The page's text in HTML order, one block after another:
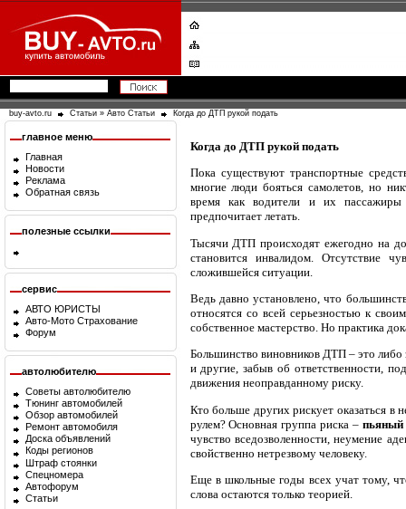
buy-avto.ru Статьи » Авто Статьи Когда до ДТП рукой подать
главное меню
Главная
Новости
Реклама
Обратная связь
полезные ссылки
сервис
АВТО ЮРИСТЫ
Авто-Мото Страхование
Форум
автолюбителю
Советы автолюбителю
Тюнинг автомобилей
Обзор автомобилей
Ремонт автомобиля
Доска объявлений
Коды регионов
Штраф стоянки
Спецномера
Автофорум
Статьи
Когда до ДТП рукой подать
Пока существуют транспортные
многие люди бояться самолетов, но
время как водители и их
предпочитает летать.
Тысячи ДТП происходят ежегодно на
становится инвалидом. Отсутствие
сложившейся ситуации.
Ведь давно установлено, что
относятся со всей серьезностью к
собственное мастерство. Но практика
Большинство виновников ДТП – это либо
и другие, забыв об ответственности,
движения неоправданному риску.
Кто больше других рискует оказаться в
рулем? Основная группа риска – пьяный
чувство вседозволенности, неумение
свойственно нетрезвому человеку.
Еще в школьные годы всех учат тому,
слова остаются только теорией.